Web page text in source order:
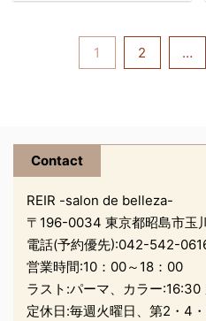
に帰ってわんこと遊んで
昼寝。。。 昼寝している
...
に日は短くなってきてい
すヾ(o･д･)ﾉ 夏と言えば
花火ですね？ 今年はスタ
よう計画 を実行しました
(o･∀･)bﾞ★ マンション
の上層階はやはり絶景で
すっ(o´∪｀o) 絶景………
ん……雨雲がいますね(･
∀･；) 西立川駅の様子で
す。ひとひとひと 公園内
に行っていたらもみくち
1 2 …
Contact
REIR -salon de belleza-
〒196-0034 東京都昭島市玉
電話(予約優先):042-542-
営業時間:10：00～18：00
ラスト:パーマ、カラー:16:30
定休日:毎週火曜日、第2・4